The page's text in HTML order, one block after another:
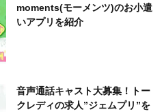
moments(モーメンツ)のお小遣
いアプリを紹介
音声通話キャスト大募集！トー
クレディの求人”ジェムプリ”を